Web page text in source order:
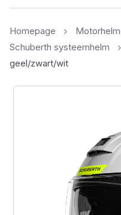
Homepage
Schuberth systeemhelm
geel/zwart/wit